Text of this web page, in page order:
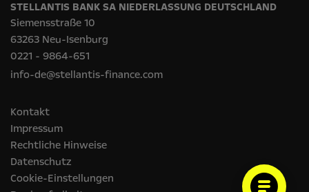
STELLANTIS BANK SA NIEDERLASSUNG DEUTSCHLAND
Siemensstraße 10
63263 Neu-Isenburg
0221 - 9864-651
info-de@stellantis-finance.com
Kontakt
Impressum
Rechtliche Hinweise
Datenschutz
Cookie-Einstellungen